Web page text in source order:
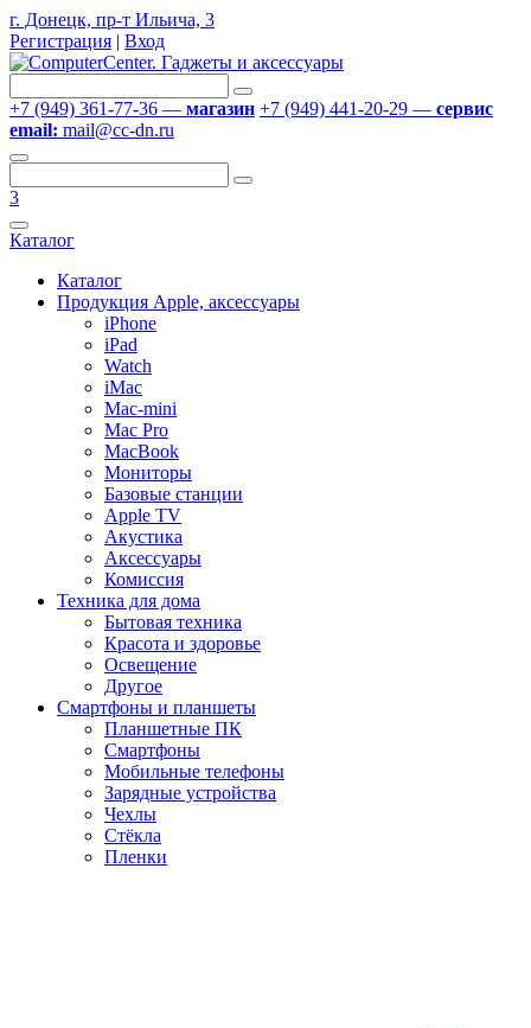
г. Донецк, пр-т Ильича, 3
Регистрация | Вход
+7 (949) 361-77-36 — магазин +7 (949) 441-20-29 — сервис
email: mail@cc-dn.ru
3
Каталог
Каталог
Продукция Apple, аксессуары
iPhone
iPad
Watch
iMac
Mac-mini
Mac Pro
MacBook
Мониторы
Базовые станции
Apple TV
Акустика
Аксессуары
Комиссия
Техника для дома
Бытовая техника
Красота и здоровье
Освещение
Другое
Смартфоны и планшеты
Планшетные ПК
Смартфоны
Мобильные телефоны
Зарядные устройства
Чехлы
Стёкла
Пленки